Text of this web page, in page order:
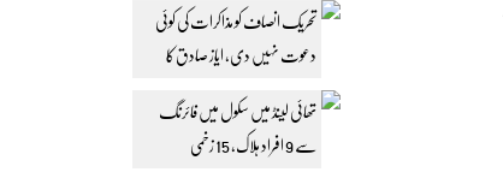
تحریک انصاف کو مذاکرات کی کوئی
دعوت نہیں دی، ایاز صادق کا
تھائی لینڈ میں سکول میں فائرنگ
سے 9 افراد ہلاک، 15 زخمی